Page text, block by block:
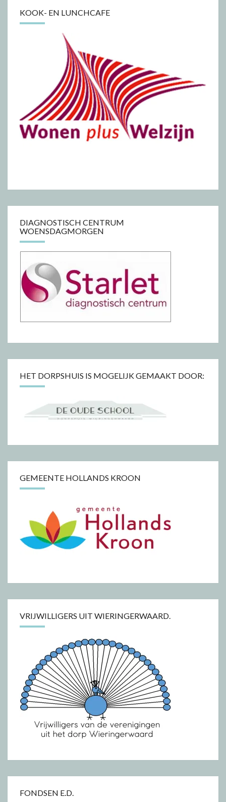
KOOK- EN LUNCHCAFE
DIAGNOSTISCH CENTRUM
WOENSDAGMORGEN
HET DORPSHUIS IS MOGELIJK GEMAAKT DOOR:
GEMEENTE HOLLANDS KROON
VRIJWILLIGERS UIT WIERINGERWAARD.
FONDSEN E.D.